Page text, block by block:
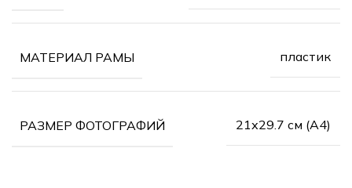
МАТЕРИАЛ РАМЫ пластик
РАЗМЕР ФОТОГРАФИЙ 21х29.7 см (А4)